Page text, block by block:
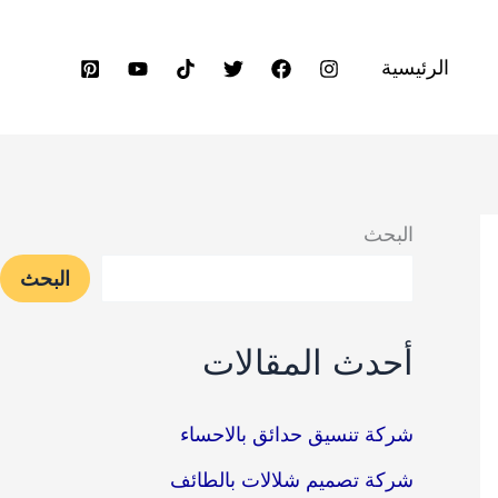
الرئيسية
البحث
البحث
أحدث المقالات
شركة تنسيق حدائق بالاحساء
شركة تصميم شلالات بالطائف